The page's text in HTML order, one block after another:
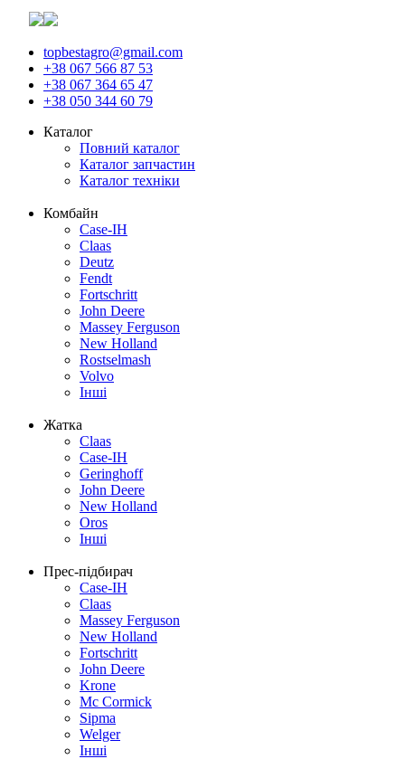
topbestagro@gmail.com
+38 067 566 87 53
+38 067 364 65 47
+38 050 344 60 79
Каталог
Повний каталог
Каталог запчастин
Каталог техніки
Комбайн
Case-IH
Claas
Deutz
Fendt
Fortschritt
John Deere
Massey Ferguson
New Holland
Rostselmash
Volvo
Інші
Жатка
Claas
Case-IH
Geringhoff
John Deere
New Holland
Oros
Інші
Прес-підбирач
Case-IH
Claas
Massey Ferguson
New Holland
Fortschritt
John Deere
Krone
Mc Cormick
Sipma
Welger
Інші